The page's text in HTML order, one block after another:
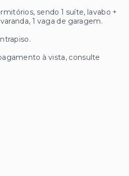
sendo 1 suíte, lavabo +
1 vaga de garagem.
à vista, consulte